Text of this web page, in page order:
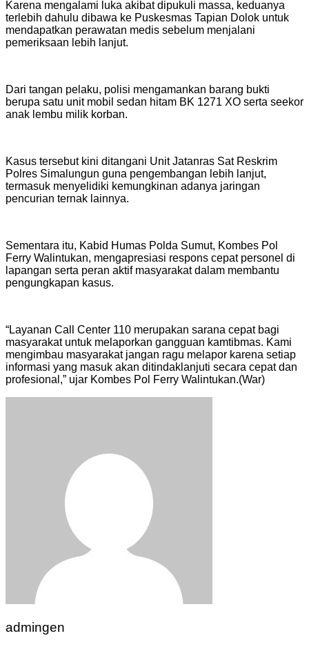
Karena mengalami luka akibat dipukuli massa, keduanya
terlebih dahulu dibawa ke Puskesmas Tapian Dolok untuk
mendapatkan perawatan medis sebelum menjalani
pemeriksaan lebih lanjut.
Dari tangan pelaku, polisi mengamankan barang bukti
berupa satu unit mobil sedan hitam BK 1271 XO serta seekor
anak lembu milik korban.
Kasus tersebut kini ditangani Unit Jatanras Sat Reskrim
Polres Simalungun guna pengembangan lebih lanjut,
termasuk menyelidiki kemungkinan adanya jaringan
pencurian ternak lainnya.
Sementara itu, Kabid Humas Polda Sumut, Kombes Pol
Ferry Walintukan, mengapresiasi respons cepat personel di
lapangan serta peran aktif masyarakat dalam membantu
pengungkapan kasus.
“Layanan Call Center 110 merupakan sarana cepat bagi
masyarakat untuk melaporkan gangguan kamtibmas. Kami
mengimbau masyarakat jangan ragu melapor karena setiap
informasi yang masuk akan ditindaklanjuti secara cepat dan
profesional,” ujar Kombes Pol Ferry Walintukan.(War)
admingen